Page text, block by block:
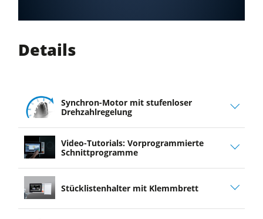
Details
Synchron-Motor mit stufenloser
Drehzahlregelung
Video-Tutorials: Vorprogrammierte
Schnittprogramme
Stücklistenhalter mit Klemmbrett